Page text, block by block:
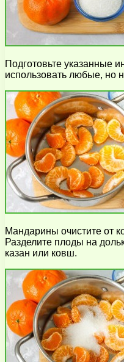
Подготовьте указанные
использовать любые, но
Мандарины очистите от
Разделите плоды на
казан или ковш.